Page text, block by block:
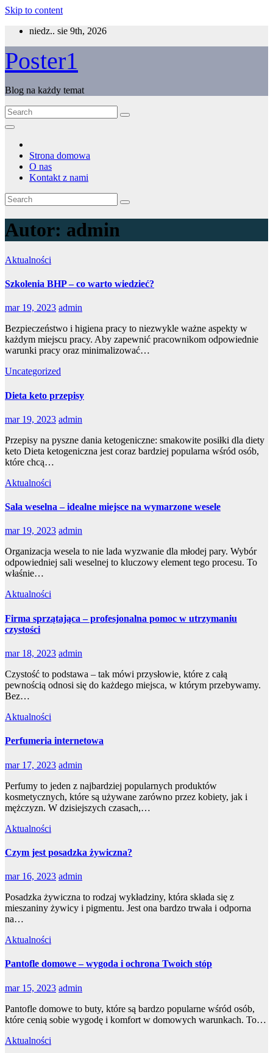
Skip to content
niedz.. sie 9th, 2026
Poster1
Blog na każdy temat
Strona domowa
O nas
Kontakt z nami
Autor: admin
Aktualności
Szkolenia BHP – co warto wiedzieć?
mar 19, 2023 admin
Bezpieczeństwo i higiena pracy to niezwykle ważne aspekty w
każdym miejscu pracy. Aby zapewnić pracownikom odpowiednie
warunki pracy oraz minimalizować…
Uncategorized
Dieta keto przepisy
mar 19, 2023 admin
Przepisy na pyszne dania ketogeniczne: smakowite posiłki dla diety
keto Dieta ketogeniczna jest coraz bardziej popularna wśród osób,
które chcą…
Aktualności
Sala weselna – idealne miejsce na wymarzone wesele
mar 19, 2023 admin
Organizacja wesela to nie lada wyzwanie dla młodej pary. Wybór
odpowiedniej sali weselnej to kluczowy element tego procesu. To
właśnie…
Aktualności
Firma sprzątająca – profesjonalna pomoc w utrzymaniu
czystości
mar 18, 2023 admin
Czystość to podstawa – tak mówi przysłowie, które z całą
pewnością odnosi się do każdego miejsca, w którym przebywamy.
Bez…
Aktualności
Perfumeria internetowa
mar 17, 2023 admin
Perfumy to jeden z najbardziej popularnych produktów
kosmetycznych, które są używane zarówno przez kobiety, jak i
mężczyzn. W dzisiejszych czasach,…
Aktualności
Czym jest posadzka żywiczna?
mar 16, 2023 admin
Posadzka żywiczna to rodzaj wykładziny, która składa się z
mieszaniny żywicy i pigmentu. Jest ona bardzo trwała i odporna
na…
Aktualności
Pantofle domowe – wygoda i ochrona Twoich stóp
mar 15, 2023 admin
Pantofle domowe to buty, które są bardzo popularne wśród osób,
które cenią sobie wygodę i komfort w domowych warunkach. To…
Aktualności